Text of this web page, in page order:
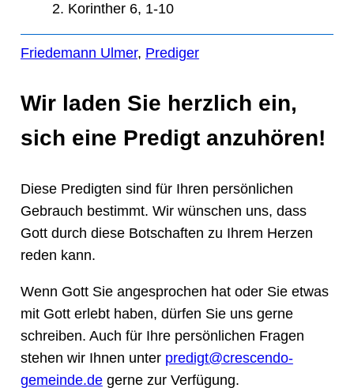
2. Korinther 6, 1-10
Friedemann Ulmer, Prediger
Wir laden Sie herzlich ein,
sich eine Predigt anzuhören!
Diese Predigten sind für Ihren persönlichen
Gebrauch bestimmt. Wir wünschen uns, dass
Gott durch diese Botschaften zu Ihrem Herzen
reden kann.
Wenn Gott Sie angesprochen hat oder Sie etwas
mit Gott erlebt haben, dürfen Sie uns gerne
schreiben. Auch für Ihre persönlichen Fragen
stehen wir Ihnen unter predigt@crescendo-
gemeinde.degerne zur Verfügung.